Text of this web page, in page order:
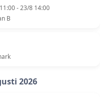
- 23/8 14:00
B
2026